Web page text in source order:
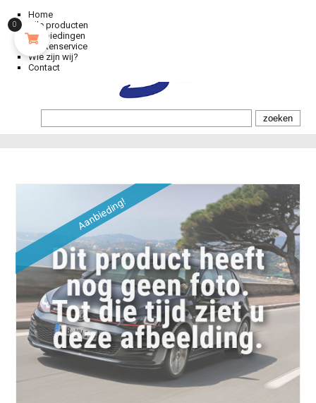
Home
Alle producten
Aanbiedingen
Klantenservice
Wie zijn wij?
Contact
Aanbieding!
0